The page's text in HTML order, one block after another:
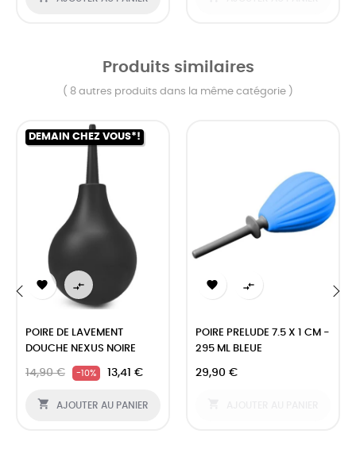
Produits similaires
( 8 autres produits dans la même catégorie )
DEMAIN CHEZ VOUS*!
 
POIRE DE LAVEMENT
DOUCHE NEXUS NOIRE
14,90 € -10% 13,41 €
 AJOUTER AU PANIER
 
POIRE PRELUDE 7.5 X 1 CM -
295 ML BLEUE
29,90 €